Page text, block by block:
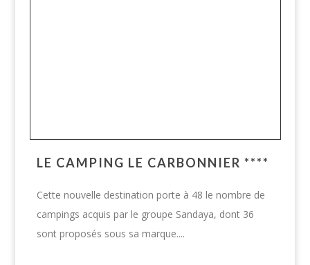
LE CAMPING LE CARBONNIER ****
Cette nouvelle destination porte à 48 le nombre de
campings acquis par le groupe Sandaya, dont 36
sont proposés sous sa marque....